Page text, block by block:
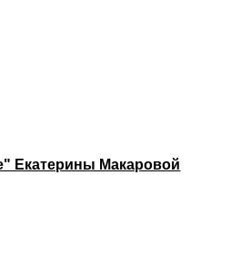
Екатерины Макаровой